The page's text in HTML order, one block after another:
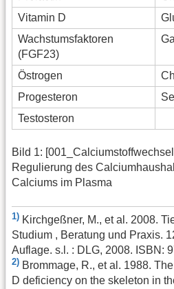
Vitamin D
Wachstumsfaktoren
(FGF23)
Östrogen
Progesteron
Testosteron
Bild 1:
Regulierung des
Calciums im Plasma
1) Kirchgeßner, M., et al. 2008.
Studium , Beratung und Praxis.
Auflage. s.l. : DLG, 2008. ISBN:
2) Brommage, R., et al. 1988.
D deficiency on the skeleton in